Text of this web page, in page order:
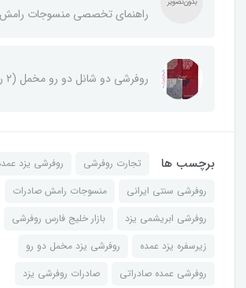
راهنمای تخصصی منسوجات رامش
روفرشی دو شانل دو رو مخمل (۲ رو)
برچسب ها تجارت روفرشی
روفرشی یزد
روفرشی سنتی ایرانی
منسوجات رامش صادرات
روفرشی ابریشمی یزد
بازار خلیج فارس روفرشی
زیرسفره یزد عمده
روفرشی یزد مخمل دو رو
روفرشی عمده صادراتی
صادرات روفرشی یزد